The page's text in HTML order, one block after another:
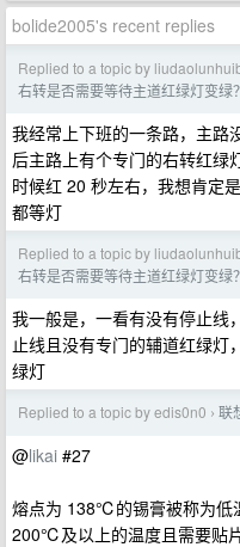
bolide2005's recent replies
Replied to a topic by
右转是否需要等待主道红绿灯变绿？
我经常上下班的一条路，主路
后主路上有个专门的右转红绿
时候红 20 秒左右，我想肯定
都等灯
Replied to a topic by
右转是否需要等待主道红绿灯变绿？
我一般是，一看有没有停止线
止线且没有专门的辅道红绿灯
绿灯
Replied to a topic by edis0n0 › 联
@likai #27
熔点为 138℃的锡膏被称为低
200℃及以上的温度且需要贴